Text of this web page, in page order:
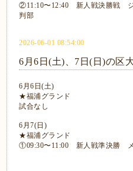
②11:10〜12:40 新人戦決勝戦
判部
2026-06-01 08:54:00
6月6日(土)、7日(日)の区
6月6日(土)
★福浦グランド
試合なし
6月7(日)
★福浦グランド
①09:30〜11:00 新人戦準決勝